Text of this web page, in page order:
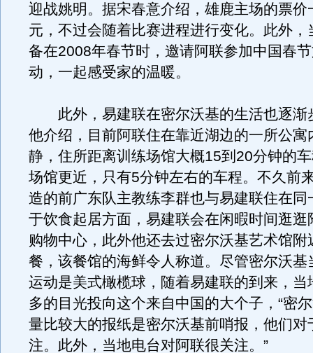
迎战姚明。据宋春意介绍，雄鹿主场的票价
元，不过会随着比赛进程进行变化。此外，
备在2008年春节时，邀请阿联参加中国春
动，一起感受家的温暖。
此外，易建联在密尔沃基的生活也逐渐
他介绍，目前阿联住在靠近湖边的一所公寓
静，住所距离训练场馆大概15到20分钟的
场馆更近，只有5分钟左右的车程。不久前
造的前广东队主教练李群也与易建联住在同
于饮食起居方面，易建联会在闲暇时间逛逛
购物中心，此外他还去过密尔沃基艺术馆附
餐，该餐馆的海鲜令人称道。尽管密尔沃基
运动是美式橄榄球，随着易建联的到来，当
多的目光投向这个来自中国的大个子，“密
量比较大的报纸是密尔沃基前哨报，他们对
注。此外，当地电台对阿联很关注。”